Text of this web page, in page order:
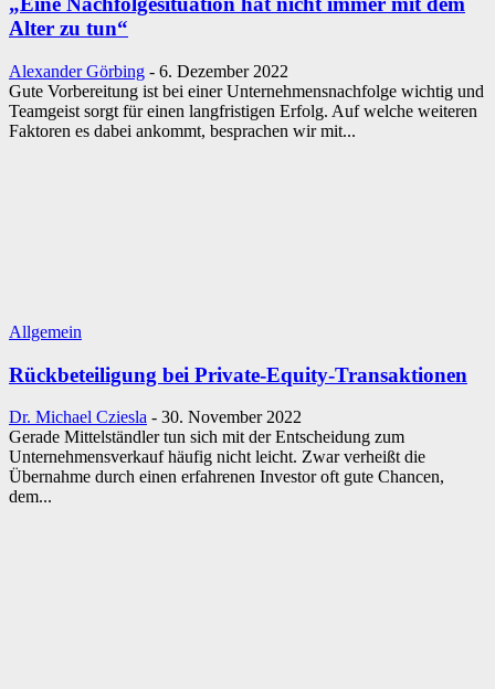
Alter zu tun“
Alexander Görbing - 6. Dezember 2022
Gute Vorbereitung ist bei einer Unternehmensnachfolge wichtig und
Teamgeist sorgt für einen langfristigen Erfolg. Auf welche weiteren
Faktoren es dabei ankommt, besprachen wir mit...
Allgemein
Rückbeteiligung bei Private-Equity-Transaktionen
Dr. Michael Cziesla - 30. November 2022
Gerade Mittelständler tun sich mit der Entscheidung zum
Unternehmensverkauf häufig nicht leicht. Zwar verheißt die
Übernahme durch einen erfahrenen Investor oft gute Chancen,
dem...